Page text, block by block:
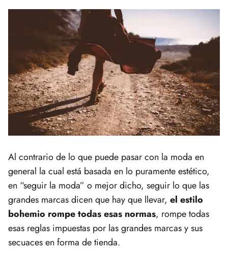
Al contrario de lo que puede pasar con la moda en
general la cual está basada en lo puramente estético,
en “seguir la moda” o mejor dicho, seguir lo que las
grandes marcas dicen que hay que llevar, el estilo
bohemio rompe todas esas normas, rompe todas
esas reglas impuestas por las grandes marcas y sus
secuaces en forma de tienda.